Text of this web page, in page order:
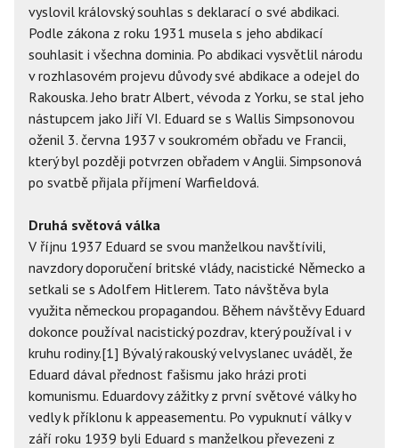
vyslovil královský souhlas s deklarací o své abdikaci.
Podle zákona z roku 1931 musela s jeho abdikací
souhlasit i všechna dominia. Po abdikaci vysvětlil národu
v rozhlasovém projevu důvody své abdikace a odejel do
Rakouska. Jeho bratr Albert, vévoda z Yorku, se stal jeho
nástupcem jako Jiří VI. Eduard se s Wallis Simpsonovou
oženil 3. června 1937 v soukromém obřadu ve Francii,
který byl později potvrzen obřadem v Anglii. Simpsonová
po svatbě přijala příjmení Warfieldová.
Druhá světová válka
V říjnu 1937 Eduard se svou manželkou navštívili,
navzdory doporučení britské vlády, nacistické Německo a
setkali se s Adolfem Hitlerem. Tato návštěva byla
využita německou propagandou. Během návštěvy Eduard
dokonce používal nacistický pozdrav, který používal i v
kruhu rodiny.[1] Bývalý rakouský velvyslanec uváděl, že
Eduard dával přednost fašismu jako hrázi proti
komunismu. Eduardovy zážitky z první světové války ho
vedly k příklonu k appeasementu. Po vypuknutí války v
září roku 1939 byli Eduard s manželkou převezeni z